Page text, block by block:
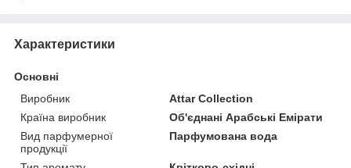
Характеристики
Основні
Виробник
Attar Collection
Країна виробник
Об'єднані Арабські Емірати
Вид парфумерної
продукції
Парфумована вода